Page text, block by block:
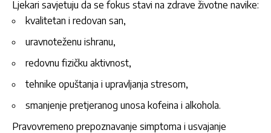
Ljekari savjetuju da se fokus stavi na zdrave životne navike:
kvalitetan i redovan san,
uravnoteženu ishranu,
redovnu fizičku aktivnost,
tehnike opuštanja i upravljanja stresom,
smanjenje pretjeranog unosa kofeina i alkohola.
Pravovremeno prepoznavanje simptoma i usvajanje